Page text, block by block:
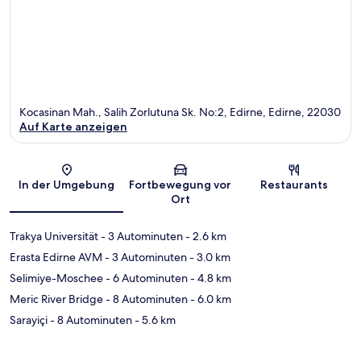
Karte
Kocasinan Mah., Salih Zorlutuna Sk. No:2, Edirne, Edirne, 22030
Auf Karte anzeigen
In der Umgebung
Fortbewegung vor
Ort
Restaurants
Trakya Universität- 3 Autominuten- 2.6 km
Erasta Edirne AVM - 3 Autominuten- 3.0 km
Selimiye-Moschee- 6 Autominuten- 4.8 km
Meric River Bridge- 8 Autominuten- 6.0 km
Sarayiçi- 8 Autominuten- 5.6 km